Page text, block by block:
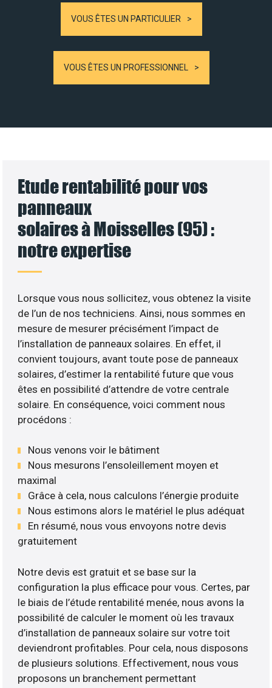
VOUS ÊTES UN PARTICULIER
VOUS ÊTES UN PROFESSIONNEL
Etude rentabilité pour vos
panneaux
solaires à Moisselles (95) :
notre expertise
Lorsque vous nous sollicitez, vous obtenez la visite
de l’un de nos techniciens. Ainsi, nous sommes en
mesure de mesurer précisément l’impact de
l’installation de panneaux solaires. En effet, il
convient toujours, avant toute pose de panneaux
solaires, d’estimer la rentabilité future que vous
êtes en possibilité d’attendre de votre centrale
solaire. En conséquence, voici comment nous
procédons :
Nous venons voir le bâtiment
Nous mesurons l’ensoleillement moyen et
maximal
Grâce à cela, nous calculons l’énergie produite
Nous estimons alors le matériel le plus adéquat
En résumé, nous vous envoyons notre devis
gratuitement
Notre devis est gratuit et se base sur la
configuration la plus efficace pour vous. Certes, par
le biais de l’étude rentabilité menée, nous avons la
possibilité de calculer le moment où les travaux
d’installation de panneaux solaire sur votre toit
deviendront profitables. Pour cela, nous disposons
de plusieurs solutions. Effectivement, nous vous
proposons un branchement permettant